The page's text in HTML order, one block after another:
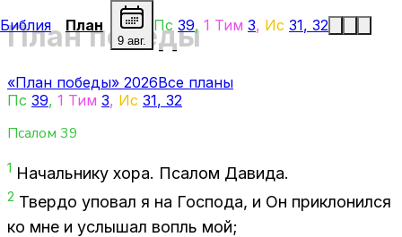
План победы
Библия План
9 авг.
Пс 39, 1 Тим 3, Ис 31, 32
«План победы» 2026Все планы
Пс 39, 1 Тим 3, Ис 31, 32
Псалом 39
1 На­чаль­ни­ку хора. Пса­лом Да­ви­да.
2 Твер­до упо­вал я на Гос­по­да, и Он при­к­ло­нил­ся
ко мне и услы­шал вопль мой;